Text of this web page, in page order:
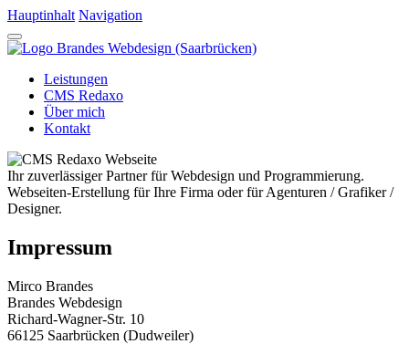
Hauptinhalt Navigation
Leistungen
CMS Redaxo
Über mich
Kontakt
Ihr zuverlässiger Partner für Webdesign und Programmierung.
Webseiten-Erstellung für Ihre Firma oder für Agenturen / Grafiker /
Designer.
Impressum
Mirco Brandes
Brandes Webdesign
Richard-Wagner-Str. 10
66125 Saarbrücken (Dudweiler)